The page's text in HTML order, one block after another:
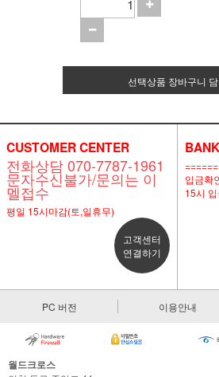
선택상품 장바구니 담
CUSTOMER CENTER
전화상담 070-7787-1961
문자수신불가/문의는 이
멜접수
평일 15시마감(토,일휴무)
고객센터
연결하기
입금확
15시
PC 버전 이용안내
월드크로스